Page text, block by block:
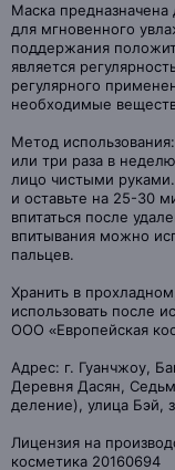
Маска
для мгновенного
поддержания
является
регулярного
необходимые
Метод
или три раза в
лицо чистыми
и оставьте на 25-30
впитаться после
впитывания можно
пальцев.
Хранить в
использовать после
ООО «Европейская
Адрес: г. Гуанчжоу,
Деревня Дасян,
деление), улица Бэй,
Лицензия на
косметика 20160694